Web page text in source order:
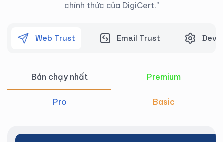
chính thức của DigiCert.”
Web Trust Email Trust
Bán chạy nhất Premium
Pro Basic